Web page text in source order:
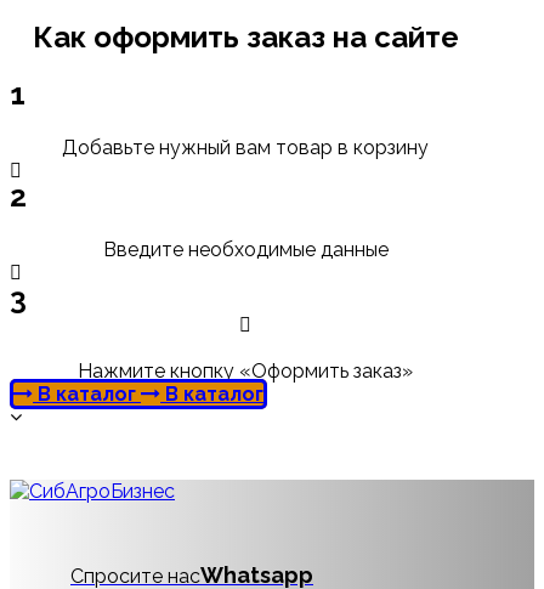
Как оформить заказ на сайте
1
Добавьте нужный вам товар в корзину
2
Введите необходимые данные
3
Нажмите кнопку «Оформить заказ»
В каталог
В каталог
Спросите насWhatsapp